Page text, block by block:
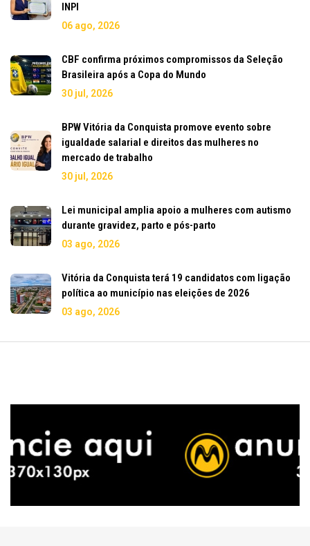
INPI
06 ago, 2026
CBF confirma próximos compromissos da Seleção
Brasileira após a Copa do Mundo
30 jul, 2026
BPW Vitória da Conquista promove evento sobre
igualdade salarial e direitos das mulheres no
mercado de trabalho
30 jul, 2026
Lei municipal amplia apoio a mulheres com autismo
durante gravidez, parto e pós-parto
03 ago, 2026
Vitória da Conquista terá 19 candidatos com ligação
política ao município nas eleições de 2026
03 ago, 2026